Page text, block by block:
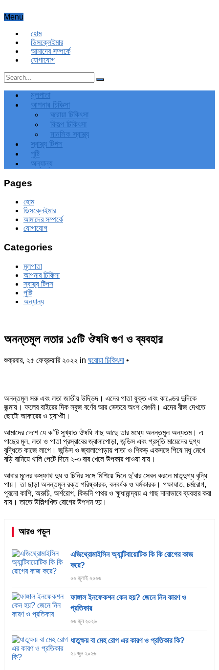
Menu
হোম
ডিসক্লেইমার
আমাদের সম্পর্কে
যোগাযোগ
মূলপাতা
আপনার চিকিত্‍সা
ঘরোয়া চিকিৎসা
বিকল্প চিকিৎসা
মানসিক স্বাস্থ্য
স্বাস্থ্য টিপস
পুষ্টি
অন্যান্য
Pages
হোম
ডিসক্লেইমার
আমাদের সম্পর্কে
যোগাযোগ
Categories
মূলপাতা
আপনার চিকিত্‍সা
স্বাস্থ্য টিপস
পুষ্টি
অন্যান্য
অনন্তমূল লতার ১৫টি ঔষধি গুণ ও ব্যবহার
শুক্রবার, ২৫ ফেব্রুয়ারি ২০২২ in ঘরোয়া চিকিৎসা •
অনন্তমূল সরু এবং লতা জাতীয় উদ্ভিদ। এদের পাতা যুক্ত এবং কাণ্ডের দুদিকে
জন্মায়। ফলের বাইরের দিক সবুজ বর্ণের আর ভেতরে অংশ বেগুনি। এদের বীজ দেখতে
ছোটো আকারের ও চ্যাপ্টা।
আমাদের দেশে যে ক’টি সুখ্যাত ঔষধি গাছ আছে তার মধ্যে অনন্তমূল অন্যতম। এ
গাছের মূল, লতা ও পাতা প্রস্রাবের জ্বালাপোড়া, জন্ডিস এবং প্রসূতি মায়েদের দুগ্ধ
বৃদ্ধিতে কাজে লাগে। জন্ডিস ও জ্বালাপোড়ায় পাতা ও শিকড় একসঙ্গে পিষে মধু মেখে
বড়ি বানিয়ে খালি পেটে দিনে ২-৩ বার খেলে উপকার পাওয়া যায়।
আবার মূলের কস্ফাথ দুধ ও চিনির সঙ্গে মিশিয়ে দিনে দু’বার সেবন করলে মাতৃদুগ্ধ বৃদ্ধি
পায়। তা ছাড়া অনন্তমূল রক্ত পরিষ্কারক, বলবর্ধক ও ঘর্মকারক। পক্ষাঘাত, চর্মরোগ,
পুরনো কাশি, অরুচি, অর্শরোগ, কিডনি পাথর ও ক্ষুধামান্দ্যয় এ গাছ নানাভাবে ব্যবহার করা
যায়। তাতে উলিল্গখিত রোগের উপশম হয়।
আরও পড়ুন
এজিথ্রোমাইসিন অ্যান্টিবায়োটিক কি কি রোগের কাজ
করে?
০২ জুলাই ২০২৬
ফাঙ্গাল ইনফেকশন কেন হয়? জেনে নিন কারণ ও
প্রতিকার
২৬ জুন ২০২৬
ধাতুক্ষয় বা মেহ রোগ এর কারণ ও প্রতিকার কি?
২১ জুন ২০২৬